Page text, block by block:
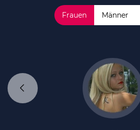
Frauen Männer